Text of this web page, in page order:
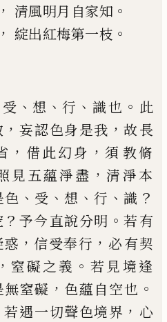
， 清風明月自家知 。
， 綻出紅梅第一枝 。
受 、 想 、 行 、 識也 。 此
， 妄認色身是我 ， 故長
， 借此幻身 ， 須 教脩
見五蘊淨盡 ， 清淨本
色 、 受 、 想 、 行 、 識 ？
？ 予今直說分明 。 若有
惑 ， 信受奉行 ， 必有契
， 窒礙之義 。 若見境逢
無窒礙 ， 色蘊自空也 。
若遇一切聲色境界 ， 心